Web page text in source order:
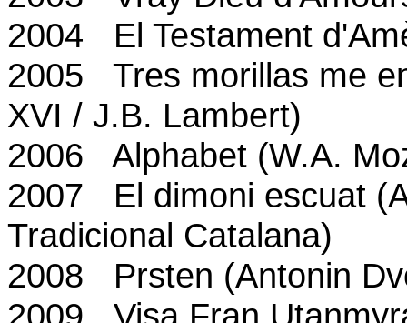
2004 El Testament
2005 Tres morillas me
XVI / J.B. Lambert)
2006 Alphabet (W.A.
2007 El dimoni escuat
Tradicional Catalana)
2008 Prsten (Antonin